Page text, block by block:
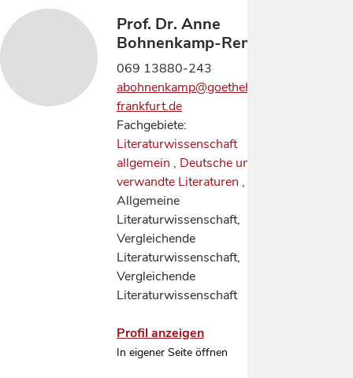
Prof. Dr. Anne
Bohnenkamp-Renken
069 13880-243
abohnenkamp@goethehaus-
frankfurt.de
Fachgebiete:
Literaturwissenschaft
allgemein , Deutsche und
verwandte Literaturen ,
Allgemeine
Literaturwissenschaft,
Vergleichende
Literaturwissenschaft,
Vergleichende
Literaturwissenschaft
Profil anzeigen
In eigener Seite öffnen